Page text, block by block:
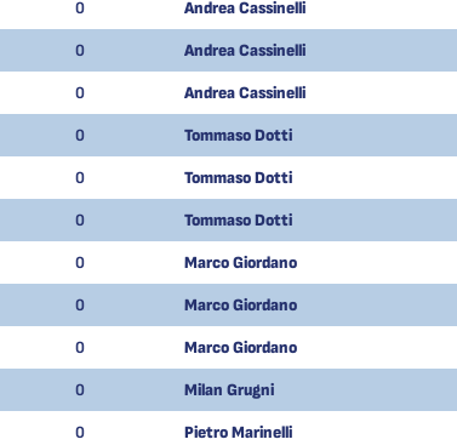
0 Andrea Cassinelli
0 Andrea Cassinelli
0 Andrea Cassinelli
0 Tommaso Dotti
0 Tommaso Dotti
0 Tommaso Dotti
0 Marco Giordano
0 Marco Giordano
0 Marco Giordano
0 Milan Grugni
0 Pietro Marinelli